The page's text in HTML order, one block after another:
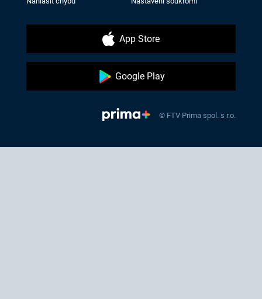
App Store
Google Play
© FTV Prima spol. s r.o.